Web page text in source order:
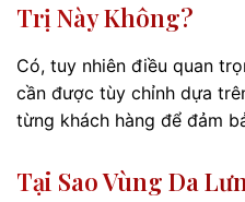
Trị Này Không?
Có, tuy nhiên điều quan
cần được tùy chỉnh dựa
từng khách hàng để đảm
Tại Sao Vùng Da